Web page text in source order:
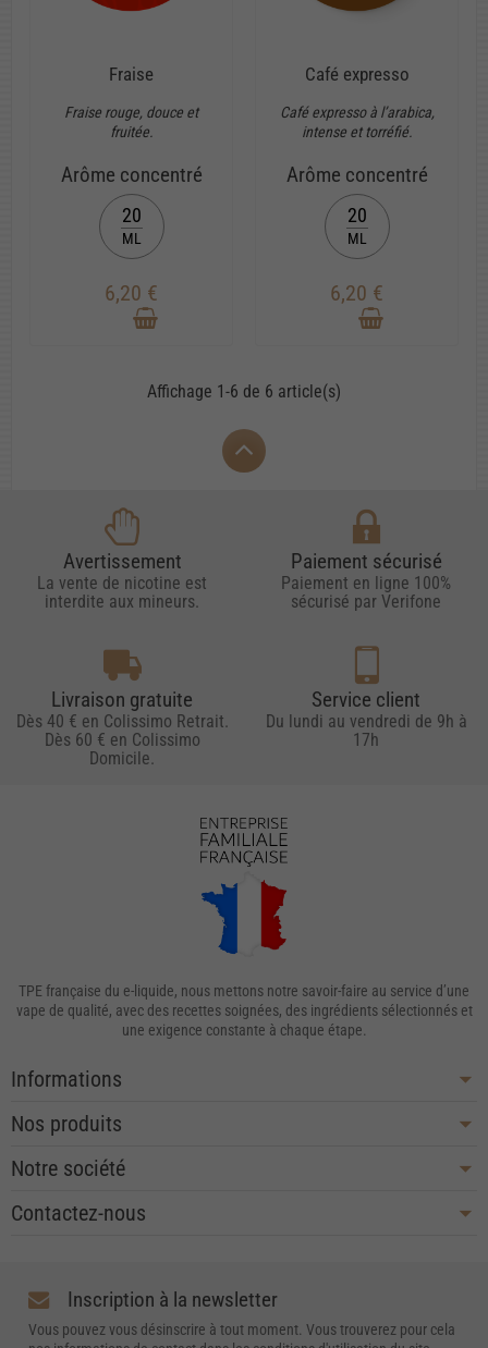
Fraise
Fraise rouge, douce et
fruitée.
Arôme concentré
20
ML
6,20 €
Café expresso
Café expresso à l’arabica,
intense et torréfié.
Arôme concentré
20
ML
6,20 €
Affichage 1-6 de 6 article(s)
Avertissement
La vente de nicotine est
interdite aux mineurs.
Paiement sécurisé
Paiement en ligne 100%
sécurisé par Verifone
Livraison gratuite
Dès 40 € en Colissimo Retrait.
Dès 60 € en Colissimo
Domicile.
Service client
Du lundi au vendredi de 9h à
17h
TPE française du e-liquide, nous mettons notre savoir-faire au service d’une
vape de qualité, avec des recettes soignées, des ingrédients sélectionnés et
une exigence constante à chaque étape.
Informations
Nos produits
Notre société
Contactez-nous
Inscription à la newsletter
Vous pouvez vous désinscrire à tout moment. Vous trouverez pour cela